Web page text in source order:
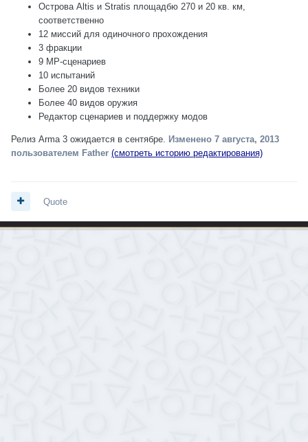
Острова Altis и Stratis площадбю 270 и 20 кв. км,
соответственно
12 миссий для одиночного прохождения
3 фракции
9 MP-сценариев
10 испытаний
Более 20 видов техники
Более 40 видов оружия
Редактор сценариев и поддержку модов
Релиз Arma 3 ожидается в сентябре. Изменено 7 августа, 2013
пользователем Father (смотреть историю редактирования)
Quote